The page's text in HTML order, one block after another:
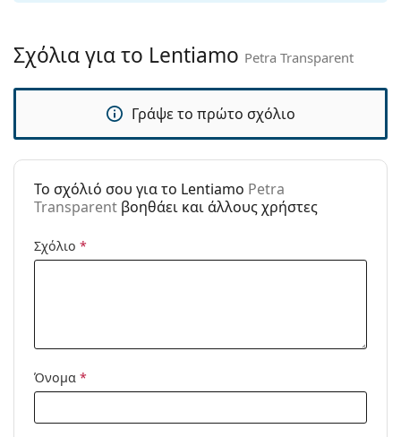
Πανί
καθαρισμού:
Ναι
Τύπος:
Γυναικεία
Μάρκα:
Lentiamo
Petra Transparent
συνταγή:
Σχόλια για το Lentiamo Petra Transparent
Γράψε το πρώτο σχόλιο
To σχόλιό σου για το Lentiamo Petra
Transparent βοηθάει και άλλους χρήστες
Σχόλιο *
Όνομα *